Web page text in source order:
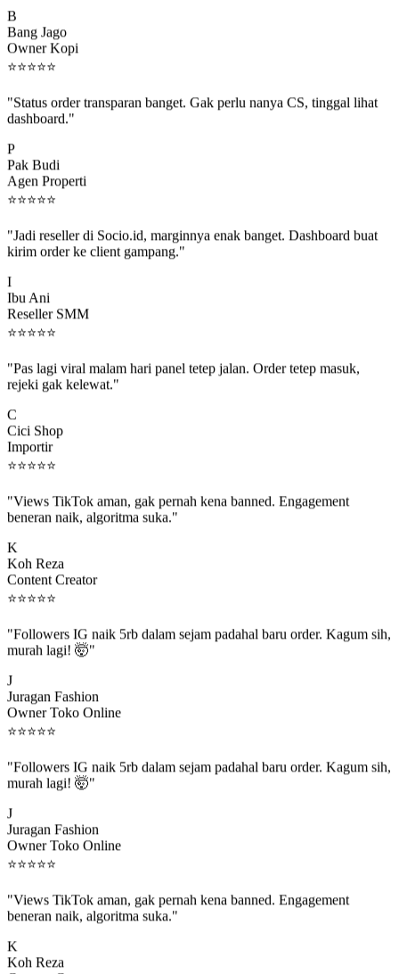
Bang Jago
Owner Kopi
⭐⭐⭐⭐ ⭐
dashboard."
Pak Budi
Agen Properti
⭐⭐⭐⭐⭐
kirim order ke client gampang."
Ibu Ani
Reseller SMM
⭐⭐⭐⭐⭐
rejeki gak kelewat."
Cici Shop
Importir
⭐⭐⭐⭐⭐
beneran naik, algoritma suka."
Koh Reza
Content Creator
⭐⭐⭐⭐⭐
murah lagi! 🤯"
Juragan Fashion
Owner Toko Online
⭐⭐⭐⭐ ⭐
murah lagi! 🤯"
Juragan Fashion
Owner Toko Online
⭐⭐⭐⭐ ⭐
beneran naik, algoritma suka."
Koh Reza
Content Creator